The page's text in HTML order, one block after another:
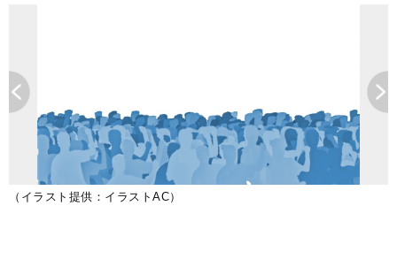
（イラスト提供：イラストAC）